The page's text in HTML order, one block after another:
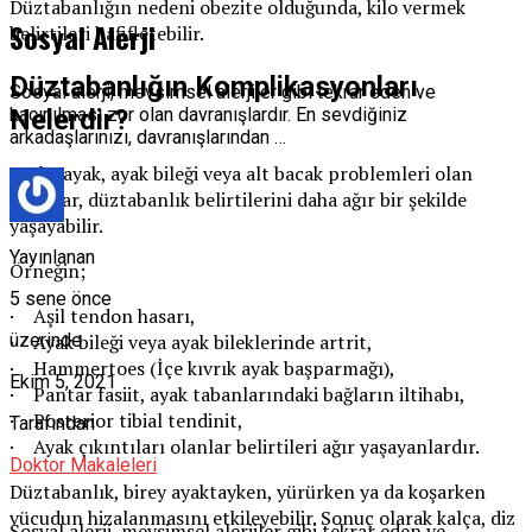
Düztabanlığın nedeni obezite olduğunda, kilo vermek
belirtileri hafifletebilir.
Düztabanlığın Komplikasyonları
Nelerdir?
Başka ayak, ayak bileği veya alt bacak problemleri olan
insanlar, düztabanlık belirtilerini daha ağır bir şekilde
yaşayabilir.
Örneğin;
· Aşil tendon hasarı,
· Ayak bileği veya ayak bileklerinde artrit,
· Hammertoes (İçe kıvrık ayak başparmağı),
· Pantar fasiit, ayak tabanlarındaki bağların iltihabı,
· Posterior tibial tendinit,
· Ayak çıkıntıları olanlar belirtileri ağır yaşayanlardır.
Düztabanlık, birey ayaktayken, yürürken ya da koşarken
vücudun hizalanmasını etkileyebilir. Sonuç olarak kalça, diz
Sosyal Alerji
Sosyal alerji, mevsimsel alerjiler gibi tekrar eden ve
kaçınılması zor olan davranışlardır. En sevdiğiniz
arkadaşlarınızı, davranışlarından …
Yayınlanan
5 sene önce
üzerinde
Ekim 5, 2021
Tarafından
Doktor Makaleleri